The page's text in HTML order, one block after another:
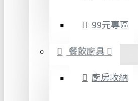
99元專區
餐飲廚具
廚房收納